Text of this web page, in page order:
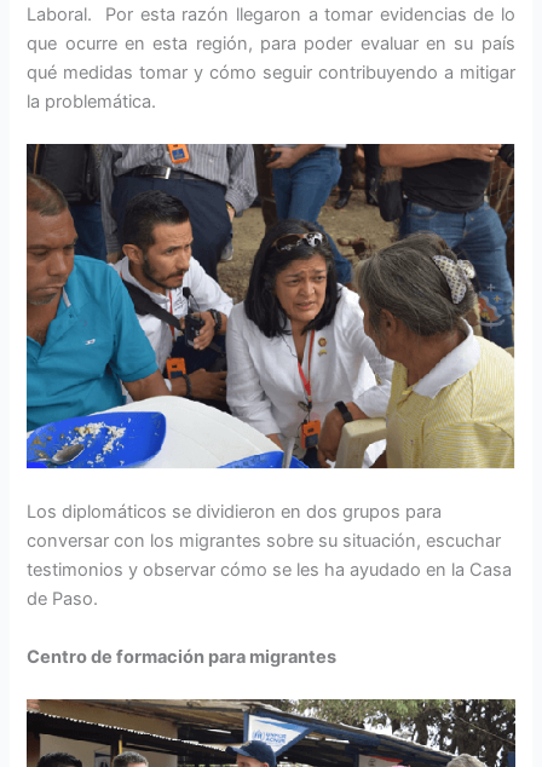
Laboral. Por esta razón llegaron a tomar evidencias de lo
que ocurre en esta región, para poder evaluar en su país
qué medidas tomar y cómo seguir contribuyendo a mitigar
la problemática.
Los diplomáticos se dividieron en dos grupos para
conversar con los migrantes sobre su situación, escuchar
testimonios y observar cómo se les ha ayudado en la Casa
de Paso.
Centro de formación para migrantes